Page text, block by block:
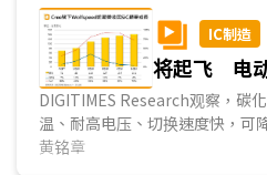
GaN产品锁定利基市场出发，
需与价格现处于不平衡状态，
格带仍在高点，GaN成本为矽基
用逐步酝酿发酵，市场需求动能
估至2024年GaN成本可望符合市
GaN常见两类基板
on-SiC，各有优势与应用领域
IC制造
将起飞 电
DIGITIMES Research观察，碳化矽(SiC)功率半导体具耐高
温、耐高电压、切换速度快，可
耗等优点，已成为以节能为诉求
黄铭章